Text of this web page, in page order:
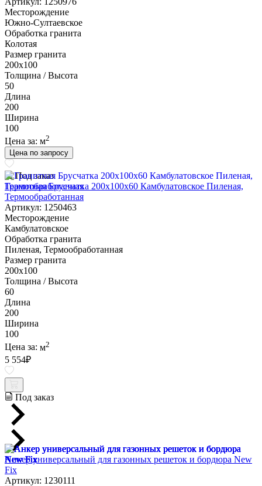
Месторождение
Южно-Султаевское
Обработка гранита
Колотая
Размер гранита
200х100
Толщина / Высота
50
Длина
200
Ширина
100
Цена за: м2
Цена по запросу
Под заказ
Гранитная Брусчатка 200х100x60 Камбулатовское Пиленая,
Термообработанная
Артикул: 1250463
Месторождение
Камбулатовское
Обработка гранита
Пиленая, Термообработанная
Размер гранита
200х100
Толщина / Высота
60
Длина
200
Ширина
100
Цена за: м2
5 554₽
Под заказ
Анкер универсальный для газонных решеток и бордюра New
Fix
Артикул: 1230111